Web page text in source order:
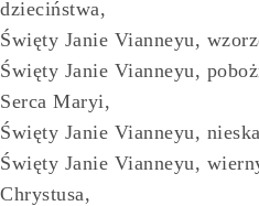
dzieciństwa,
Święty Janie Vianneyu,
Święty Janie Vianneyu,
Serca Maryi,
Święty Janie Vianneyu,
Święty Janie Vianneyu,
Chrystusa,